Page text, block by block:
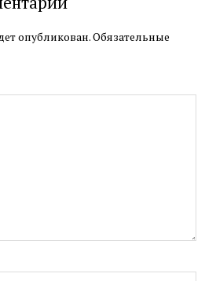
опубликован.Обязательные